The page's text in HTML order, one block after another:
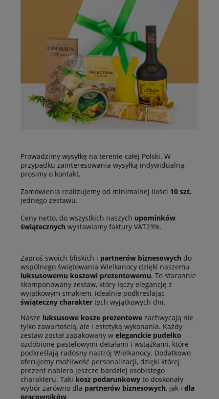
Prowadzimy wysyłkę na terenie całej Polski. W
przypadku zainteresowania wysyłką indywidualną,
prosimy o kontakt.
Zamówienia realizujemy od minimalnej ilości 10 szt.
jednego zestawu.
Ceny netto, do wszystkich naszych upominków
świątecznych wystawiamy faktury VAT23%.
Zaproś swoich bliskich i partnerów biznesowych do
wspólnego świętowania Wielkanocy dzięki naszemu
luksusowemu koszowi prezentowemu. To starannie
skomponowany zestaw, który łączy elegancję z
wyjątkowym smakiem, idealnie podkreślając
świąteczny charakter tych wyjątkowych dni.
Nasze luksusowe kosze prezentowe zachwycają nie
tylko zawartością, ale i estetyką wykonania. Każdy
zestaw został zapakowany w eleganckie pudełko
ozdobione pastelowymi detalami i wstążkami, które
podkreślają radosny nastrój Wielkanocy. Dodatkowo
oferujemy możliwość personalizacji, dzięki której
prezent nabiera jeszcze bardziej osobistego
charakteru. Taki kosz podarunkowy to doskonały
wybór zarówno dla partnerów biznesowych, jak i dla
pracowników.